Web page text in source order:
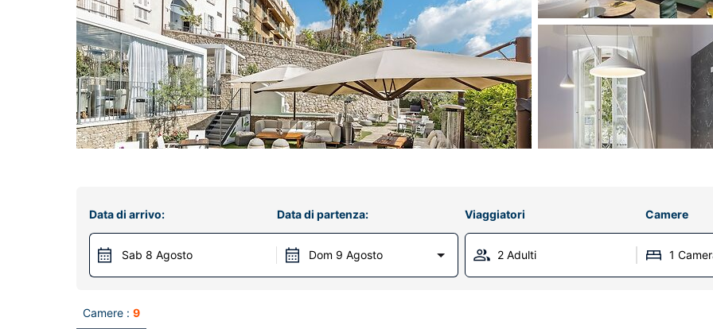
Data di arrivo:
Sab 8 Agosto
Data di partenza:
Dom 9 Agosto
Viaggiatori Camere
2 Adulti 1
Camere : 9